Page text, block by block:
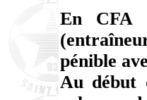
En CFA
pénible
Au début